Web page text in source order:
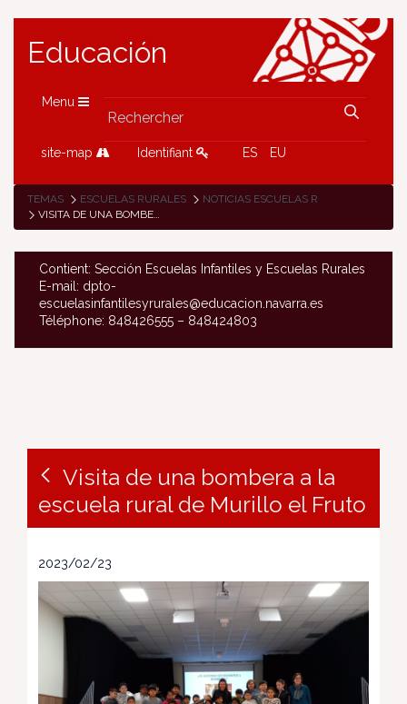
Educación
Menu
site-map Identifiant ES EU
TEMAS ESCUELAS RURALES
NOTICIAS ESCUELAS RURALES
VISITA DE UNA BOMBERA A LA ESCUELA RURAL DE MURILLO EL FRUTO
Contient: Sección Escuelas Infantiles y Escuelas Rurales
E-mail: dpto-
escuelasinfantilesyrurales@educacion.navarra.es
Téléphone: 848426555 – 848424803
Visita de una bombera a la
escuela rural de Murillo el Fruto
2023/02/23